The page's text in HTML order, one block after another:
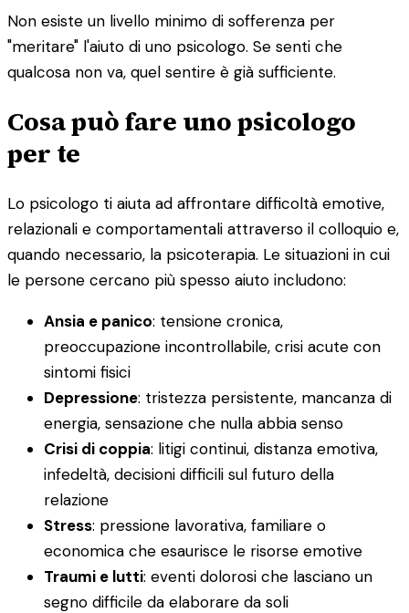
Non esiste un livello minimo di sofferenza per
"meritare" l'aiuto di uno psicologo. Se senti che
qualcosa non va, quel sentire è già sufficiente.
Cosa può fare uno psicologo
per te
Lo psicologo ti aiuta ad affrontare difficoltà emotive,
relazionali e comportamentali attraverso il colloquio e,
quando necessario, la psicoterapia. Le situazioni in cui
le persone cercano più spesso aiuto includono:
Ansia e panico: tensione cronica,
preoccupazione incontrollabile, crisi acute con
sintomi fisici
Depressione: tristezza persistente, mancanza di
energia, sensazione che nulla abbia senso
Crisi di coppia: litigi continui, distanza emotiva,
infedeltà, decisioni difficili sul futuro della
relazione
Stress: pressione lavorativa, familiare o
economica che esaurisce le risorse emotive
Traumi e lutti: eventi dolorosi che lasciano un
segno difficile da elaborare da soli